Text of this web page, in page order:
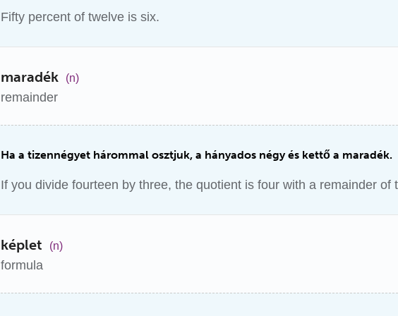
Fifty percent of twelve is six.
maradék (n)
remainder
Ha a tizennégyet hárommal osztjuk, a hányados négy és kettő a maradék.
If you divide fourteen by three, the quotient is four with a remainder of
képlet (n)
formula